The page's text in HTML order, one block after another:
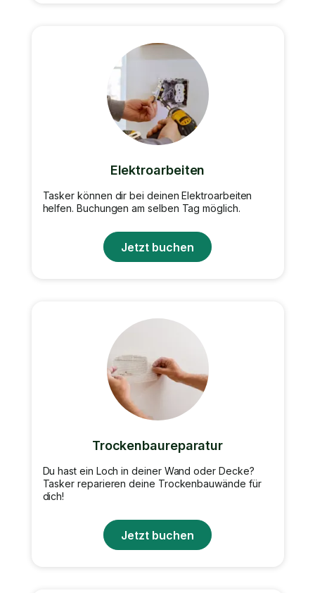
Elektroarbeiten
Tasker können dir bei deinen Elektroarbeiten
helfen. Buchungen am selben Tag möglich.
Jetzt buchen
Trockenbaureparatur
Du hast ein Loch in deiner Wand oder Decke?
Tasker reparieren deine Trockenbauwände für
dich!
Jetzt buchen